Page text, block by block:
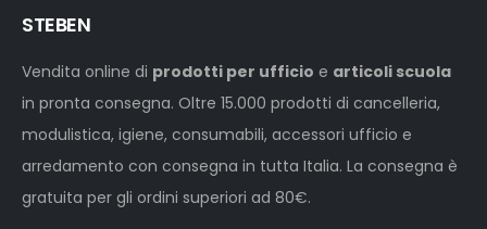
STEBEN
Vendita online di prodotti per ufficio e articoli scuola
in pronta consegna. Oltre 15.000 prodotti di cancelleria,
modulistica, igiene, consumabili, accessori ufficio e
arredamento con consegna in tutta Italia. La consegna è
gratuita per gli ordini superiori ad 80€.